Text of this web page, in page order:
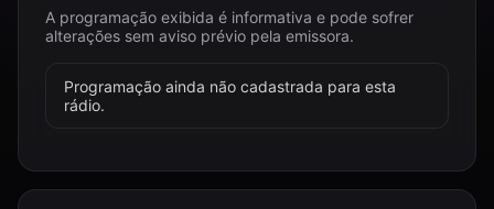
A programação exibida é informativa e pode sofrer
alterações sem aviso prévio pela emissora.
Programação ainda não cadastrada para esta
rádio.